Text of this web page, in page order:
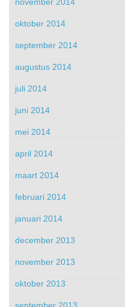
oktober 2014
september 2014
augustus 2014
juli 2014
juni 2014
mei 2014
april 2014
maart 2014
februari 2014
januari 2014
december 2013
november 2013
oktober 2013